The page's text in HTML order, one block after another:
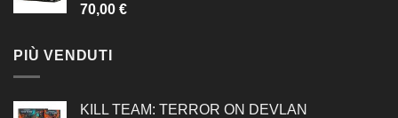
70,00 €
PIÙ VENDUTI
KILL TEAM: TERROR ON DEVLAN